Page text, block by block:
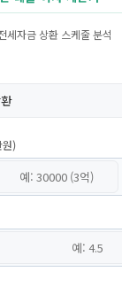
세자금 상환 스케줄 분석
원)